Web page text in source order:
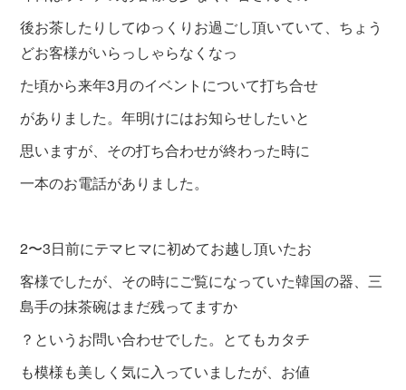
後お茶したりしてゆっくりお過ごし頂いていて、ちょう
どお客様がいらっしゃらなくなっ
た頃から来年3月のイベントについて打ち合せ
がありました。年明けにはお知らせしたいと
思いますが、その打ち合わせが終わった時に
一本のお電話がありました。
2〜3日前にテマヒマに初めてお越し頂いたお
客様でしたが、その時にご覧になっていた韓国の器、三
島手の抹茶碗はまだ残ってますか
？というお問い合わせでした。とてもカタチ
も模様も美しく気に入っていましたが、お値